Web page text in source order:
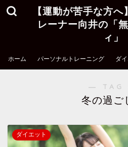
【運動が苦手な方
レーナー向井の「
ィ」
ホーム パーソナルトレーニング ダ
― TAG
冬の過ご
ダイエット